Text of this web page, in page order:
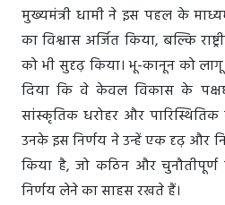
मुख्यमंत्री धामी ने इस पहल के
का विश्वास अर्जित किया, बल्कि
को भी सुदृढ़ किया। भू-कानून को
दिया कि वे केवल विकास के
सांस्कृतिक धरोहर और
उनके इस निर्णय ने उन्हें एक दृढ़ और
किया है, जो कठिन और चुनौतीपूर्ण
निर्णय लेने का साहस रखते हैं।